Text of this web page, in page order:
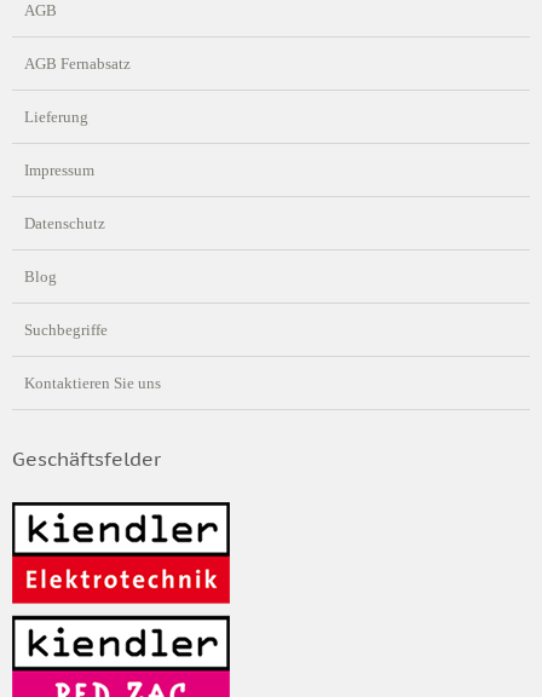
AGB
AGB Fernabsatz
Lieferung
Impressum
Datenschutz
Blog
Suchbegriffe
Kontaktieren Sie uns
Geschäftsfelder